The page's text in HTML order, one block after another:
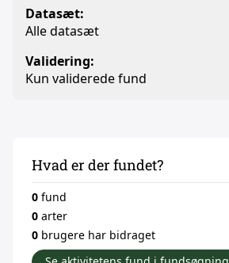
Datasæt:
Alle datasæt
Validering:
Kun validerede fund
Hvad er der fundet?
0 fund
0 arter
0 brugere har bidraget